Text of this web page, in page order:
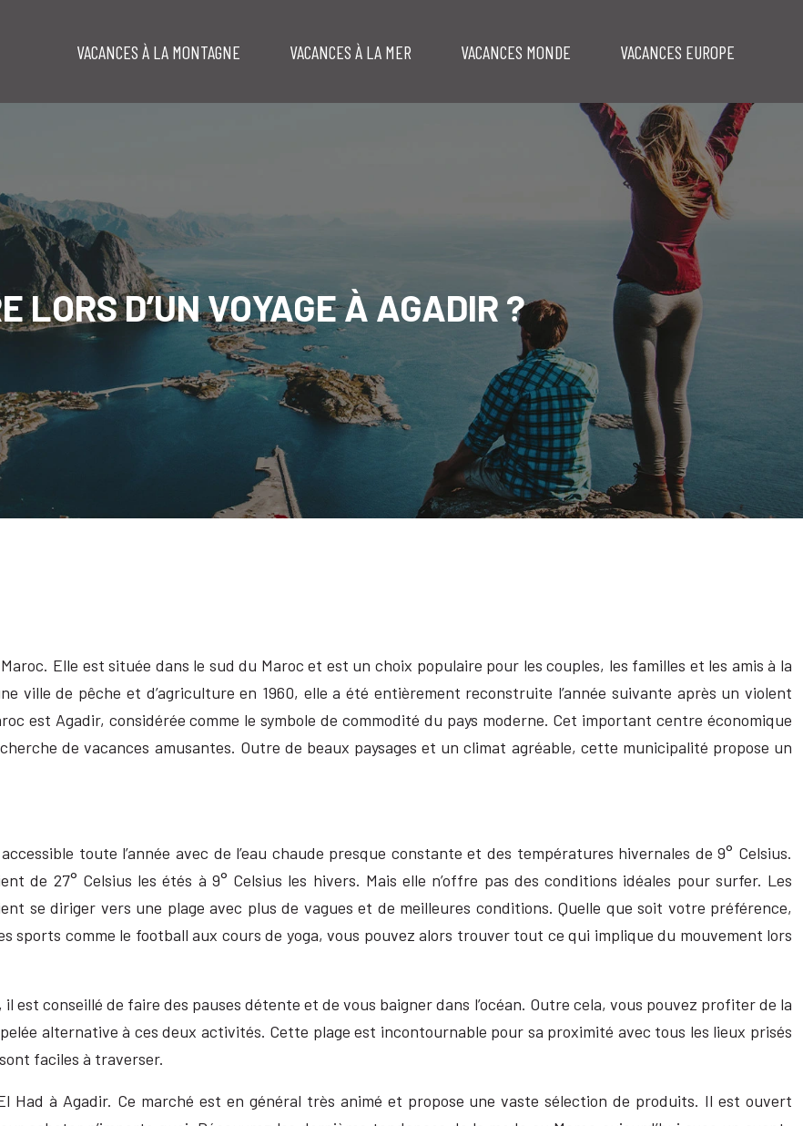
VACANCES À LA MONTAGNE VACANCES À LA MER VACANCES MONDE VACANCES EUROPE
LORS D’UN VOYAGE À AGADIR ?
Elle est située dans le sud du Maroc et est un choix populaire pour les couples, les familles et les amis à la
ville de pêche et d’agriculture en 1960, elle a été entièrement reconstruite l’année suivante après un violent
est Agadir, considérée comme le symbole de commodité du pays moderne. Cet important centre économique
de vacances amusantes. Outre de beaux paysages et un climat agréable, cette municipalité propose un
toute l’année avec de l’eau chaude presque constante et des températures hivernales de 9° Celsius.
de 27° Celsius les étés à 9° Celsius les hivers. Mais elle n’offre pas des conditions idéales pour surfer. Les
se diriger vers une plage avec plus de vagues et de meilleures conditions. Quelle que soit votre préférence,
sports comme le football aux cours de yoga, vous pouvez alors trouver tout ce qui implique du mouvement lors
conseillé de faire des pauses détente et de vous baigner dans l’océan. Outre cela, vous pouvez profiter de la
alternative à ces deux activités. Cette plage est incontournable pour sa proximité avec tous les lieux prisés
faciles à traverser.
à Agadir. Ce marché est en général très animé et propose une vaste sélection de produits. Il est ouvert